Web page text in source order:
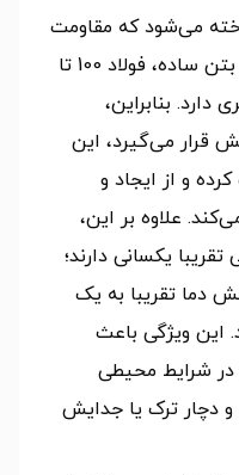
می‌شود که مقاومت
کششی بالایی دارد. در مقایسه با بتن ساده، فولاد 100 تا
دارد. بنابراین،
می‌گیرد، این
و از ایجاد و
علاوه بر این،
یکسانی دارند؛
دما تقریبا به یک
این ویژگی باعث
در شرایط محیطی
و دچار ترک یا جدایش